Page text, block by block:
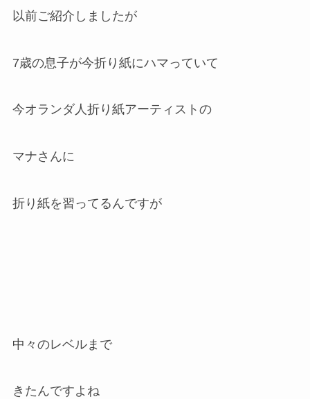
以前ご紹介しましたが
7歳の息子が今折り紙にハマっていて
今オランダ人折り紙アーティストの
マナさんに
折り紙を習ってるんですが
中々のレベルまで
きたんですよね